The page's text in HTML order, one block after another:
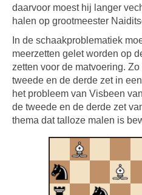
daarvoor moest hij langer
halen op grootmeester
In de schaakproblematiek
meerzetten gelet worden op
zetten voor de matvoering.
tweede en de derde zet in
het probleem van Visbeen
de tweede en de derde zet
thema dat talloze malen is